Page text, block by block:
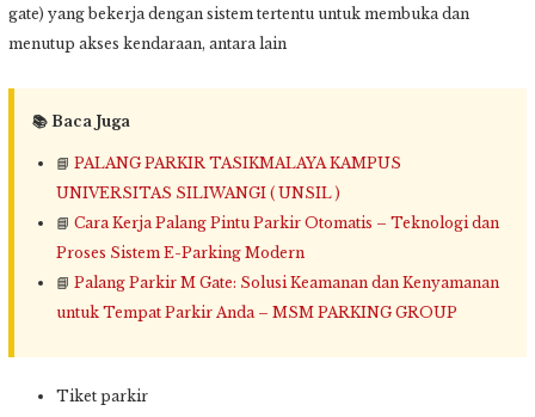
gate) yang bekerja dengan sistem tertentu untuk membuka dan
menutup akses kendaraan, antara lain
📚 Baca Juga
📘 PALANG PARKIR TASIKMALAYA KAMPUS
UNIVERSITAS SILIWANGI ( UNSIL )
📘 Cara Kerja Palang Pintu Parkir Otomatis – Teknologi dan
Proses Sistem E-Parking Modern
📘 Palang Parkir M Gate: Solusi Keamanan dan Kenyamanan
untuk Tempat Parkir Anda – MSM PARKING GROUP
Tiket parkir